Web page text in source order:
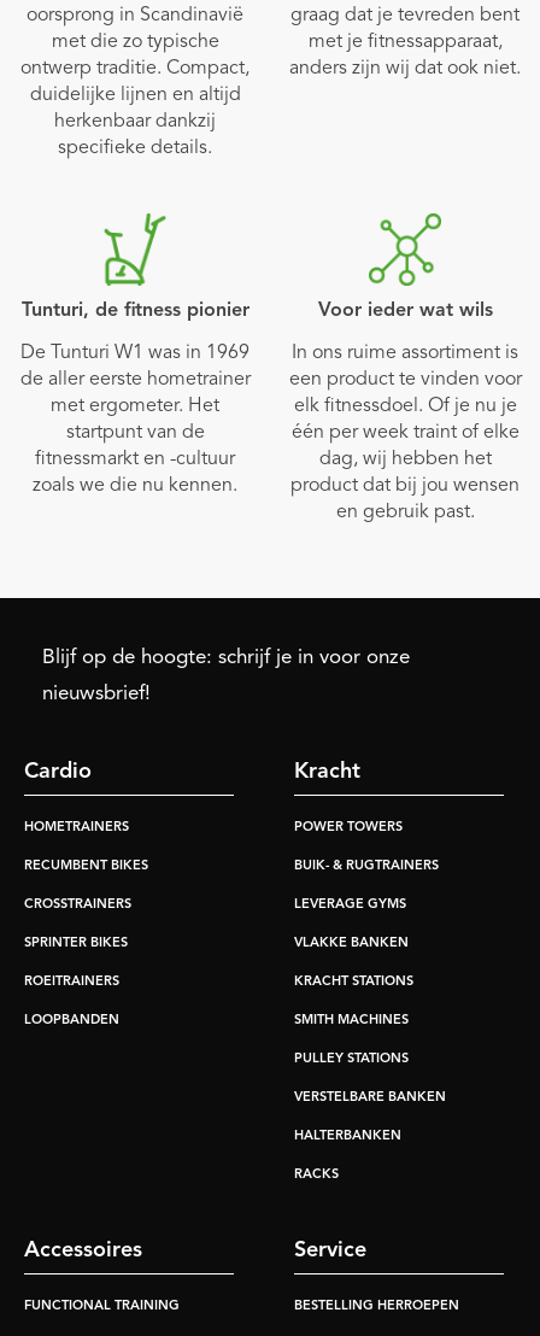
oorsprong in Scandinavië
met die zo typische
ontwerp traditie. Compact,
duidelijke lijnen en altijd
herkenbaar dankzij
specifieke details.
graag dat je tevreden bent
met je fitnessapparaat,
anders zijn wij dat ook niet.
Tunturi, de fitness pionier
De Tunturi W1 was in 1969
de aller eerste hometrainer
met ergometer. Het
startpunt van de
fitnessmarkt en -cultuur
zoals we die nu kennen.
Voor ieder wat wils
In ons ruime assortiment is
een product te vinden voor
elk fitnessdoel. Of je nu je
één per week traint of elke
dag, wij hebben het
product dat bij jou wensen
en gebruik past.
Blijf op de hoogte: schrijf je in voor onze
nieuwsbrief!
Cardio
HOMETRAINERS
RECUMBENT BIKES
CROSSTRAINERS
SPRINTER BIKES
ROEITRAINERS
LOOPBANDEN
Kracht
POWER TOWERS
BUIK- & RUGTRAINERS
LEVERAGE GYMS
VLAKKE BANKEN
KRACHT STATIONS
SMITH MACHINES
PULLEY STATIONS
VERSTELBARE BANKEN
HALTERBANKEN
RACKS
Accessoires
FUNCTIONAL TRAINING
Service
BESTELLING HERROEPEN